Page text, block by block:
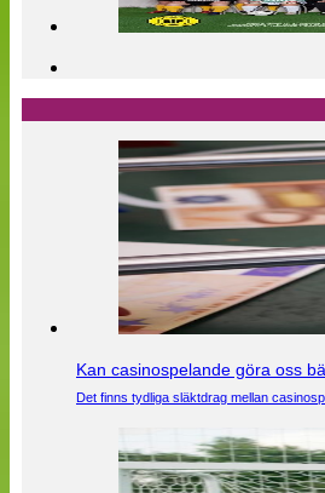
Kan casinospelande göra oss
Det finns tydliga släktdrag mellan